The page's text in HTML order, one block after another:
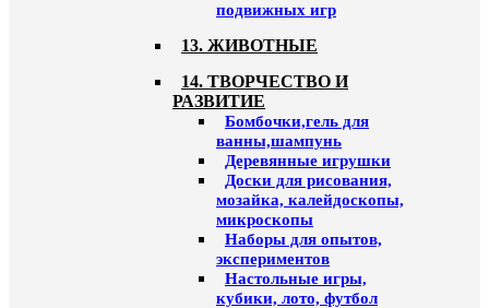
подвижных игр
13. ЖИВОТНЫЕ
14. ТВОРЧЕСТВО И
РАЗВИТИЕ
Бомбочки,гель для
ванны,шампунь
Деревянные игрушки
Доски для рисования,
мозайка, калейдоскопы,
микроскопы
Наборы для опытов,
экспериментов
Настольные игры,
кубики, лото, футбол